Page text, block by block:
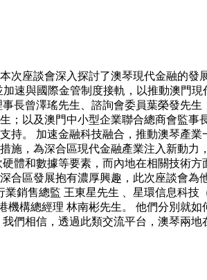
座談會深入探討了澳琴現代金融的
速與國際金管制度接軌，以推動澳門
長曾澤瑤先生、諮詢會委員葉榮發先
以及澳門中小型企業聯合總商會監事
。 加速金融科技融合，推動澳琴產
，為深合區現代金融產業注入新動
體和數據等要素，而內地在相關技術
區發展抱有濃厚興趣，此次座談會
銷售總監 王東星先生 、星環信息科技
構總經理 林南彬先生。 他們分別就
們相信，透過此類交流平台，澳琴兩